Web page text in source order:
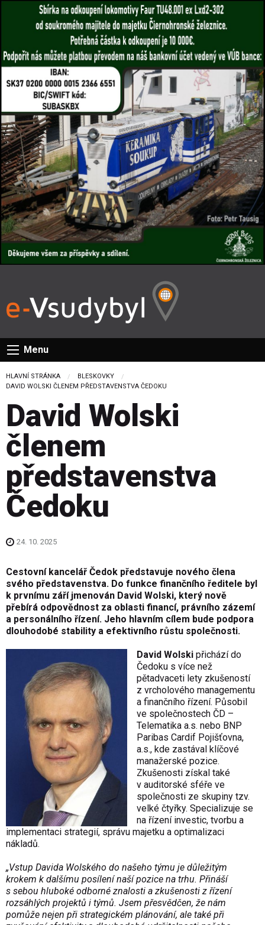
Menu
HLAVNÍ STRÁNKA
BLESKOVKY
CURRENT:
DAVID WOLSKI ČLENEM PŘEDSTAVENSTVA ČEDOKU
David Wolski
členem
představenstva
Čedoku
24. 10. 2025
Cestovní kancelář Čedok představuje nového člena
svého představenstva. Do funkce finančního ředitele byl
k prvnímu září jmenován David Wolski, který nově
přebírá odpovědnost za oblasti financí, právního zázemí
a personálního řízení. Jeho hlavním cílem bude podpora
dlouhodobé stability a efektivního růstu společnosti.
David Wolski přichází do
Čedoku s více než
pětadvaceti lety zkušeností
z vrcholového managementu
a finančního řízení. Působil
ve společnostech ČD –
Telematika a.s. nebo BNP
Paribas Cardif Pojišťovna,
a.s., kde zastával klíčové
manažerské pozice.
Zkušenosti získal také
v auditorské sféře ve
společnosti ze skupiny tzv.
velké čtyřky. Specializuje se
na řízení investic, tvorbu a
implementaci strategií, správu majetku a optimalizaci
nákladů.
„Vstup Davida Wolského do našeho týmu je důležitým
krokem k dalšímu posílení naší pozice na trhu. Přináší
s sebou hluboké odborné znalosti a zkušenosti z řízení
rozsáhlých projektů i týmů. Jsem přesvědčen, že nám
pomůže nejen při strategickém plánování, ale také při